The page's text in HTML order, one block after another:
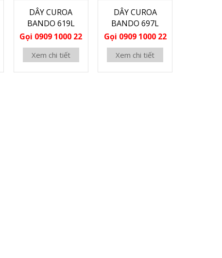
DÂY CUROA
BANDO 619L
Gọi 0909 1000 22
Xem chi tiết
DÂY CUROA
BANDO 697L
Gọi 0909 1000 22
Xem chi tiết